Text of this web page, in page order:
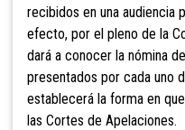
recibidos en una audiencia
efecto, por el pleno de la
dará a conocer la nómina
presentados por cada uno
establecerá la forma en
las Cortes de Apelaciones.